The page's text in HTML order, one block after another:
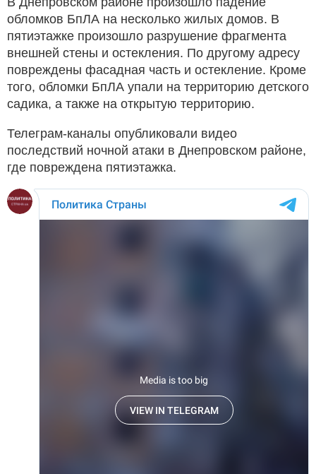
обломков БпЛА на несколько жилых домов. В
пятиэтажке произошло разрушение фрагмента
внешней стены и остекления. По другому адресу
повреждены фасадная часть и остекление. Кроме
того, обломки БпЛА упали на территорию детского
садика, а также на открытую территорию.
Телеграм-каналы опубликовали видео
последствий ночной атаки в Днепровском районе,
где повреждена пятиэтажка.